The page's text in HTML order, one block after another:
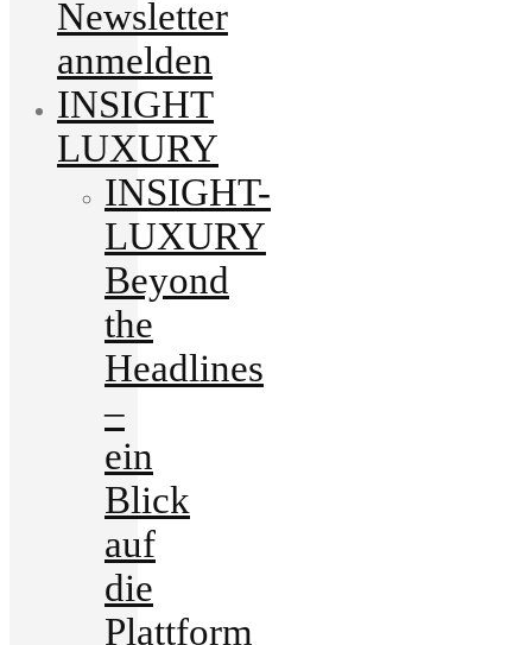
Newsletter
anmelden
INSIGHT
LUXURY
INSIGHT-
LUXURY
Beyond
the
Headlines
–
ein
Blick
auf
die
Plattform